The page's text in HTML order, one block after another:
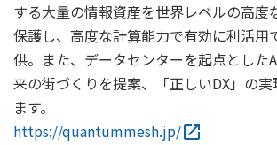
する大量の情報資産を世界レベルの高度
保護し、高度な計算能力で有効に利活用
供。また、データセンターを起点とした
来の街づくりを提案、「正しいDX」の
ます。
https://quantummesh.jp/open_in_new